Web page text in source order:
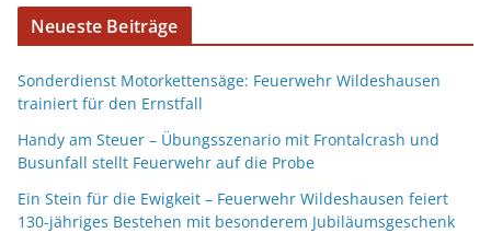
Neueste Beiträge
Sonderdienst Motorkettensäge: Feuerwehr Wildeshausen
trainiert für den Ernstfall
Handy am Steuer – Übungsszenario mit Frontalcrash und
Busunfall stellt Feuerwehr auf die Probe
Ein Stein für die Ewigkeit – Feuerwehr Wildeshausen feiert
130-jähriges Bestehen mit besonderem Jubiläumsgeschenk